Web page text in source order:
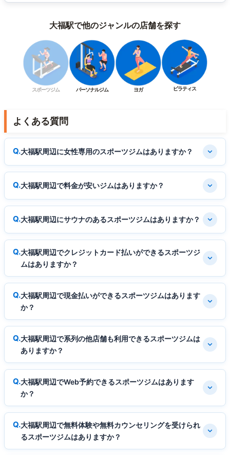
大福駅で他のジャンルの店舗を探す
スポーツジム パーソナルジム ヨガ ピラティス
よくある質問
大福駅周辺に女性専用のスポーツジムはありますか？
大福駅周辺で料金が安いジムはありますか？
大福駅周辺にサウナのあるスポーツジムはありますか？
大福駅周辺でクレジットカード払いができるスポーツジ
ムはありますか？
大福駅周辺で現金払いができるスポーツジムはあります
か？
大福駅周辺で系列の他店舗も利用できるスポーツジムは
ありますか？
大福駅周辺でWeb予約できるスポーツジムはあります
か？
大福駅周辺で無料体験や無料カウンセリングを受けられ
るスポーツジムはありますか？